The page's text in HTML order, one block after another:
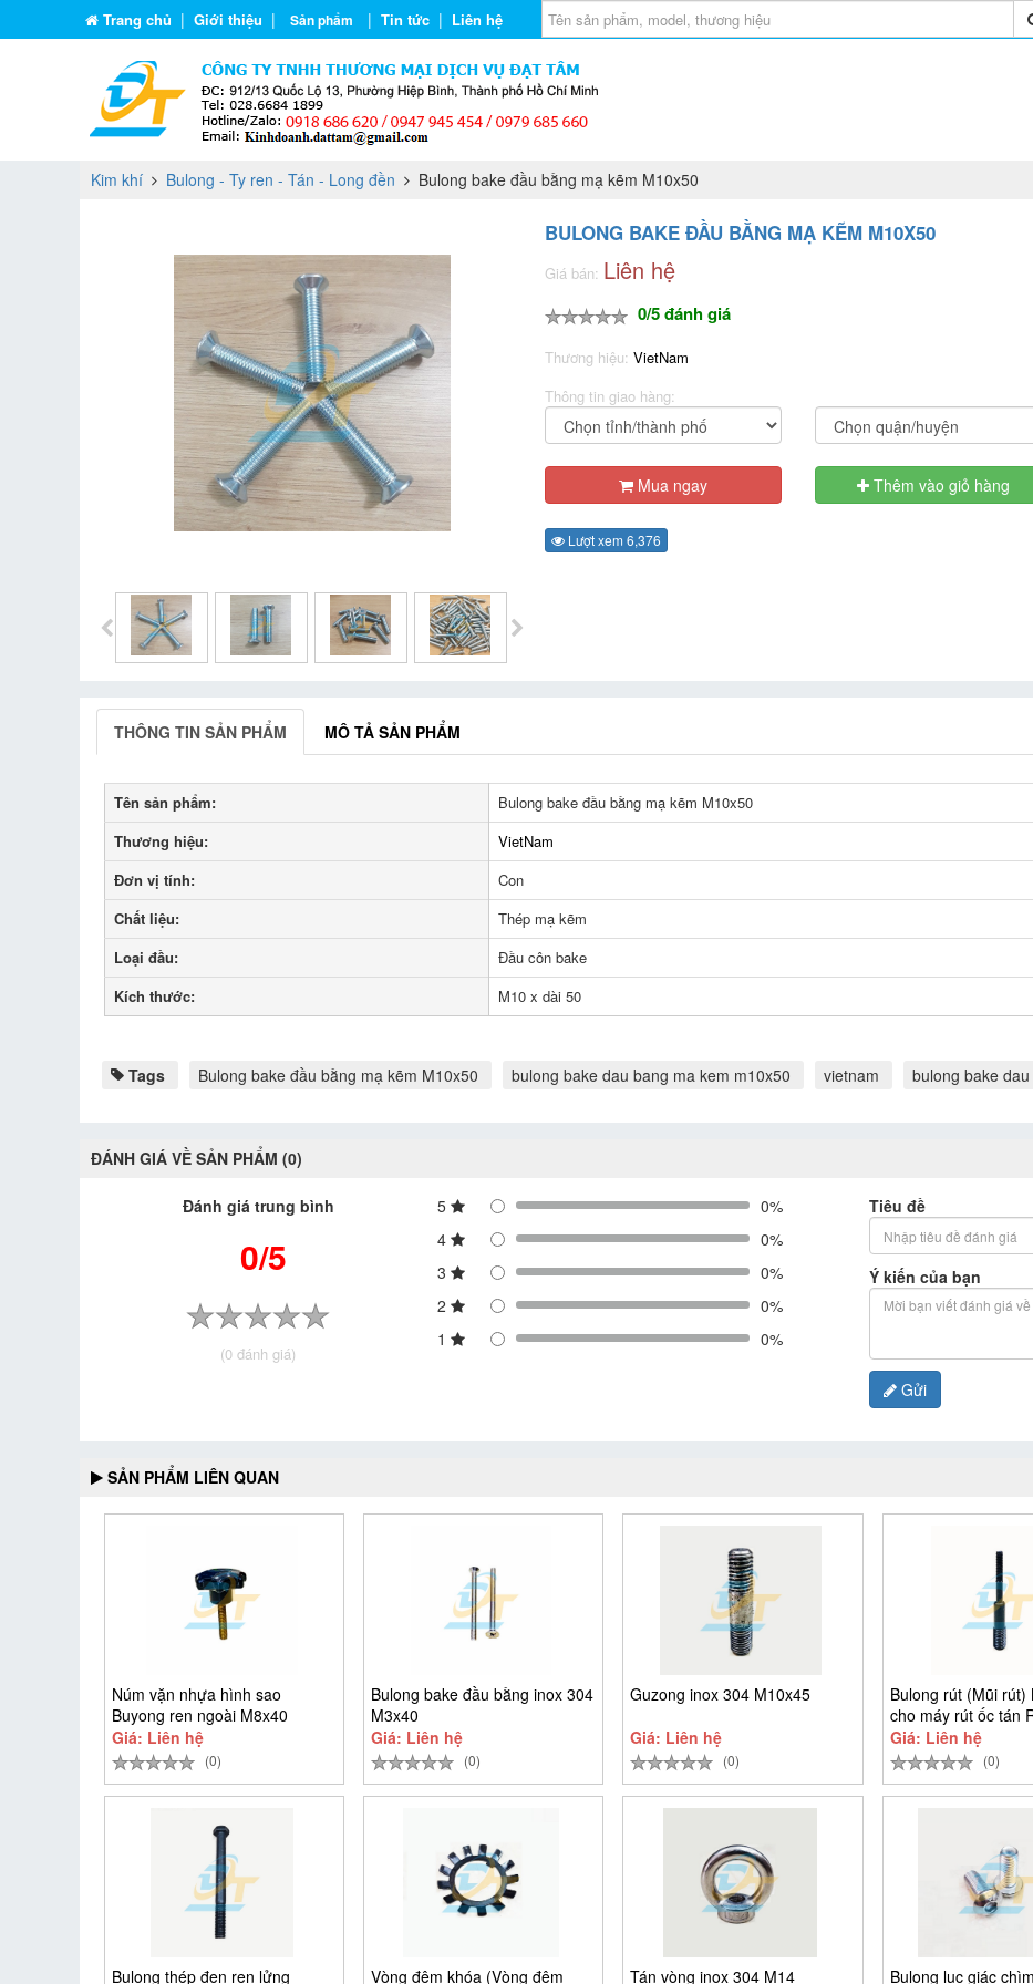
Trang chủ | Giới thiệu | Sản phẩm | Tin tức | Liên hệ
Kim khí Bulong - Ty ren - Tán - Long đền Bulong bake đầu bằng mạ kẽm M10x50
BULONG BAKE ĐẦU BẰNG MẠ KẼM M10X50
Giá bán: Liên hệ
0/5 đánh giá
Thương hiệu: VietNam
Thông tin giao hàng:
Mua ngay Thêm vào giỏ hàng
Lượt xem 6,376
THÔNG TIN SẢN PHẨM MÔ TẢ SẢN PHẨM
Tên sản phẩm:
Bulong bake đầu bằng mạ kẽm M10x50
Thương hiệu:
VietNam
Đơn vị tính:
Con
Chất liệu:
Thép mạ kẽm
Loại đầu:
Đầu côn bake
Kích thước:
M10 x dài 50
Tags Bulong bake đầu bằng mạ kẽm M10x50 bulong bake dau bang ma kem m10x50 vietnam bulong bake
ĐÁNH GIÁ VỀ SẢN PHẨM (0)
Đánh giá trung bình
0/5
(0 đánh giá)
5
0%
4
0%
3
0%
2
0%
1
0%
Tiêu đề
Ý kiến của bạn
Gửi
SẢN PHẨM LIÊN QUAN
Núm vặn nhựa hình sao
Buyong ren ngoài M8x40
Giá: Liên hệ
(0)
Bulong bake đầu bằng inox 304
M3x40
Giá: Liên hệ
(0)
Guzong inox 304 M10x45
Giá: Liên hệ
(0)
Bulong rút (Mũi rút)
cho máy rút ốc tán
Giá: Liên hệ
(0)
Bulong thép đen ren lửng Vòng đệm khóa (Vòng đệm Tán vòng inox 304 M14 Bulong lục giác